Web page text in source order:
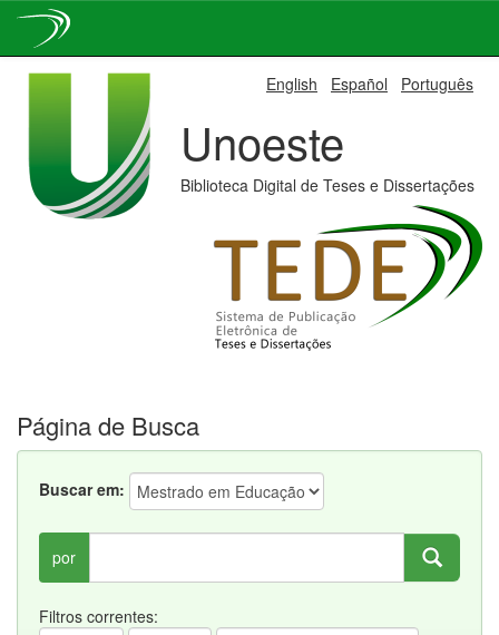
English Español Português
Unoeste
Biblioteca Digital de Teses e Dissertações
Página de Busca
Buscar em:
por
Filtros correntes: